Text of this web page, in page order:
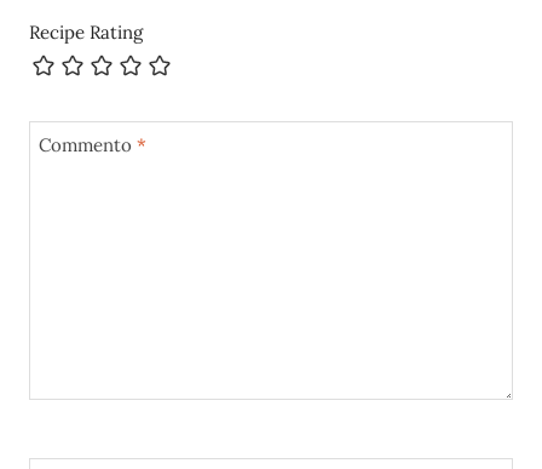
Recipe Rating
Commento *